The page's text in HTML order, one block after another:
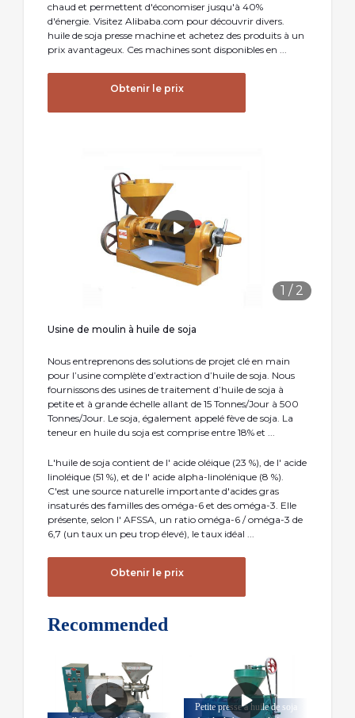
chaud et permettent d'économiser jusqu'à 40%
d'énergie. Visitez Alibaba.com pour découvrir divers.
huile de soja presse machine et achetez des produits à un
prix avantageux. Ces machines sont disponibles en ...
Obtenir le prix
1 / 2
Usine de moulin à huile de soja
Nous entreprenons des solutions de projet clé en main
pour l’usine complète d’extraction d’huile de soja. Nous
fournissons des usines de traitement d’huile de soja à
petite et à grande échelle allant de 15 Tonnes/Jour à 500
Tonnes/Jour. Le soja, également appelé fève de soja. La
teneur en huile du soja est comprise entre 18% et ...
L'huile de soja contient de l' acide oléique (23 %), de l' acide
linoléique (51 %), et de l' acide alpha-linolénique (8 %).
C'est une source naturelle importante d'acides gras
insaturés des familles des oméga-6 et des oméga-3. Elle
présente, selon l' AFSSA, un ratio oméga-6 / oméga-3 de
6,7 (un taux un peu trop élevé), le taux idéal ...
Obtenir le prix
Recommended
Petite presse à huile de soja